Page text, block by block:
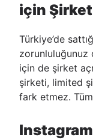
için
Türkiye’de
zorunluluğunuz
için de şirket
şirketi, limited
fark etmez.